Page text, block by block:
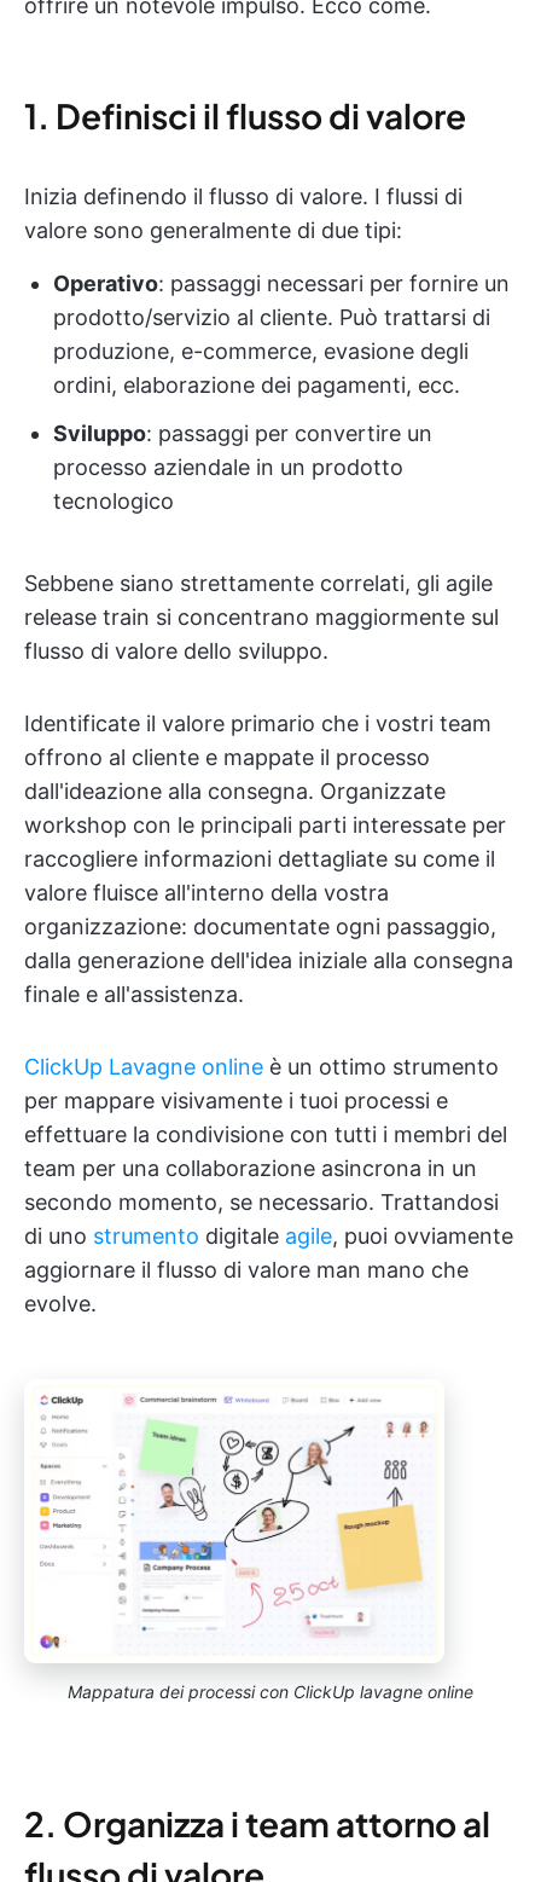
offrire un notevole impulso. Ecco come.
1. Definisci il flusso di valore
Inizia definendo il flusso di valore. I flussi di
valore sono generalmente di due tipi:
Operativo: passaggi necessari per fornire un
prodotto/servizio al cliente. Può trattarsi di
produzione, e-commerce, evasione degli
ordini, elaborazione dei pagamenti, ecc.
Sviluppo: passaggi per convertire un
processo aziendale in un prodotto
tecnologico
Sebbene siano strettamente correlati, gli agile
release train si concentrano maggiormente sul
flusso di valore dello sviluppo.
Identificate il valore primario che i vostri team
offrono al cliente e mappate il processo
dall'ideazione alla consegna. Organizzate
workshop con le principali parti interessate per
raccogliere informazioni dettagliate su come il
valore fluisce all'interno della vostra
organizzazione: documentate ogni passaggio,
dalla generazione dell'idea iniziale alla consegna
finale e all'assistenza.
ClickUp Lavagne online è un ottimo strumento
per mappare visivamente i tuoi processi e
effettuare la condivisione con tutti i membri del
team per una collaborazione asincrona in un
secondo momento, se necessario. Trattandosi
di uno strumento digitale agile, puoi ovviamente
aggiornare il flusso di valore man mano che
evolve.
Mappatura dei processi con ClickUp lavagne online
2. Organizza i team attorno al